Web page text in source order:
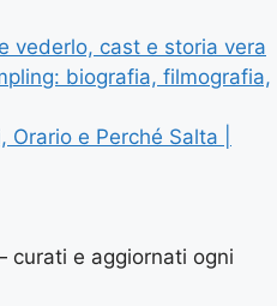
vederlo, cast e storia vera
biografia, filmografia,
e Perché Salta |
curati e aggiornati ogni